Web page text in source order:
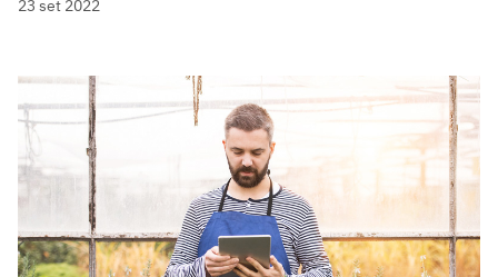
23 set 2022